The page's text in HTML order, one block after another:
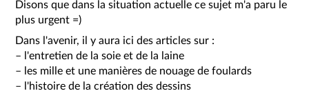
Disons que dans la situation actuelle ce sujet m'a paru le
plus urgent =)
Dans l'avenir, il y aura ici des articles sur :
– l'entretien de la soie et de la laine
– les mille et une manières de nouage de foulards
– l'histoire de la création des dessins